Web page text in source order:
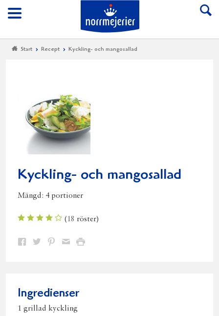
Meny
Till Norrmejerier
Start Recept Kyckling- och mangosallad
Kyckling- och mangosallad
Mängd: 4 portioner
(18 röster)
Dela Dela Dela DelaSkriv
Ingredienser
1 grillad kyckling